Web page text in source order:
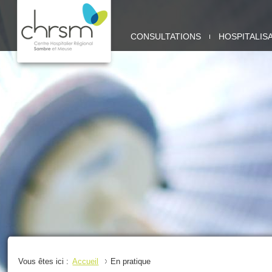
SITE
SAMBRE
CONSULTATIONS
Vous êtes ici : Accueil En pratique